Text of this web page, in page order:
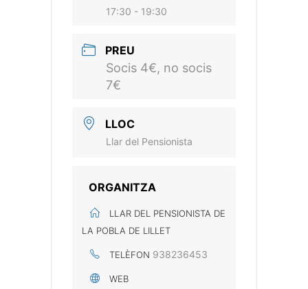
17:30 - 19:30
PREU
Socis 4€, no socis
7€
LLOC
Llar del Pensionista
ORGANITZA
LLAR DEL PENSIONISTA DE
LA POBLA DE LILLET
TELÈFON 938236453
WEB